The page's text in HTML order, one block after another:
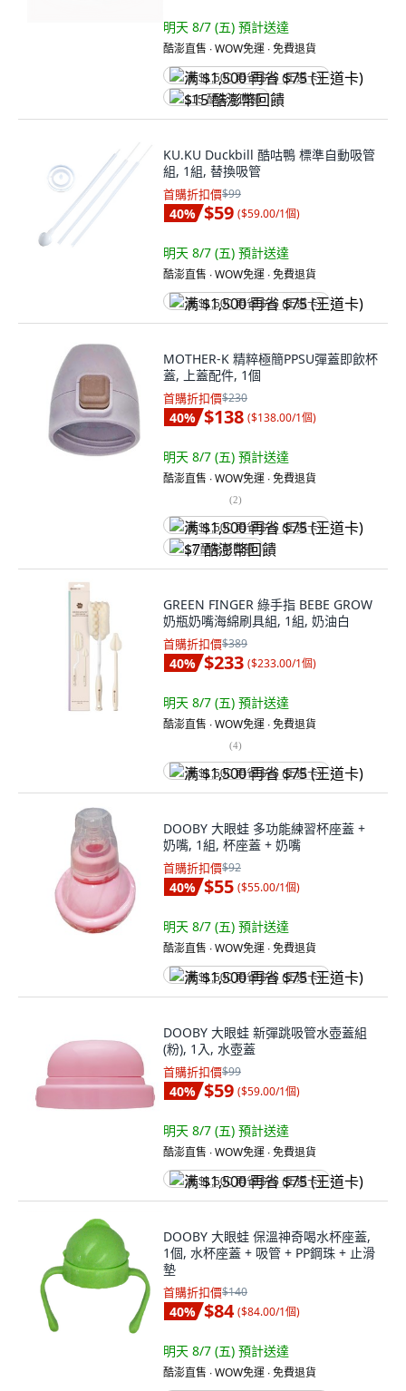
明天 8/7 (五) 預計送達
酷澎直售 ∙ WOW免運 ∙ 免費退貨
满 $1,500 再省 $75 (王道卡)
$15 酷澎幣回饋
KU.KU Duckbill 酷咕鴨 標準自動吸管
組, 1組, 替換吸管
首購折扣價$99
40% $59 ($59.00/1個)
明天 8/7 (五) 預計送達
酷澎直售 ∙ WOW免運 ∙ 免費退貨
满 $1,500 再省 $75 (王道卡)
MOTHER-K 精粹極簡PPSU彈蓋即飲杯
蓋, 上蓋配件, 1個
首購折扣價$230
40% $138 ($138.00/1個)
明天 8/7 (五) 預計送達
酷澎直售 ∙ WOW免運 ∙ 免費退貨
(2)
满 $1,500 再省 $75 (王道卡)
$7 酷澎幣回饋
GREEN FINGER 綠手指 BEBE GROW
奶瓶奶嘴海綿刷具組, 1組, 奶油白
首購折扣價$389
40% $233 ($233.00/1個)
明天 8/7 (五) 預計送達
酷澎直售 ∙ WOW免運 ∙ 免費退貨
(4)
满 $1,500 再省 $75 (王道卡)
DOOBY 大眼蛙 多功能練習杯座蓋 +
奶嘴, 1組, 杯座蓋 + 奶嘴
首購折扣價$92
40% $55 ($55.00/1個)
明天 8/7 (五) 預計送達
酷澎直售 ∙ WOW免運 ∙ 免費退貨
满 $1,500 再省 $75 (王道卡)
DOOBY 大眼蛙 新彈跳吸管水壺蓋組
(粉), 1入, 水壺蓋
首購折扣價$99
40% $59 ($59.00/1個)
明天 8/7 (五) 預計送達
酷澎直售 ∙ WOW免運 ∙ 免費退貨
满 $1,500 再省 $75 (王道卡)
DOOBY 大眼蛙 保溫神奇喝水杯座蓋,
1個, 水杯座蓋 + 吸管 + PP鋼珠 + 止滑
墊
首購折扣價$140
40% $84 ($84.00/1個)
明天 8/7 (五) 預計送達
酷澎直售 ∙ WOW免運 ∙ 免費退貨